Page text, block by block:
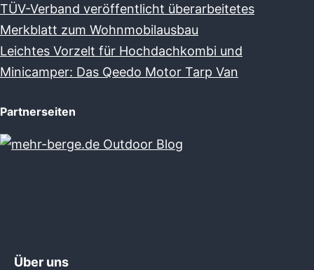
TÜV-Verband veröffentlicht überarbeitetes
Merkblatt zum Wohnmobilausbau
Leichtes Vorzelt für Hochdachkombi und
Minicamper: Das Qeedo Motor Tarp Van
Partnerseiten
Über uns